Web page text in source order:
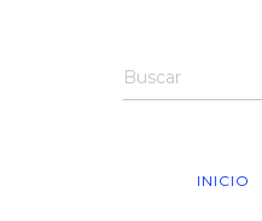
INICIO